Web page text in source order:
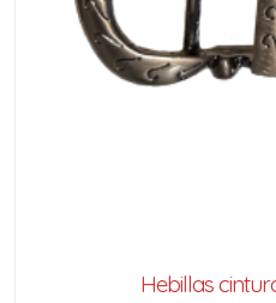
Hebillas